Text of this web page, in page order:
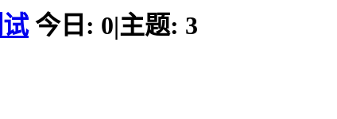
今日: 0|主题: 3